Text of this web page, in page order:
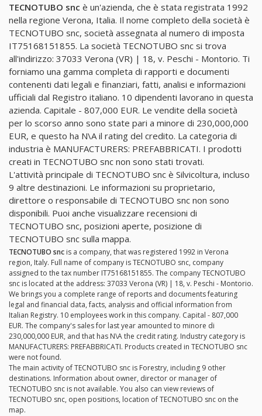
TECNOTUBO snc è un'azienda, che è stata registrata 1992
nella regione Verona, Italia. Il nome completo della società è
TECNOTUBO snc, società assegnata al numero di imposta
IT75168151855. La società TECNOTUBO snc si trova
all'indirizzo: 37033 Verona (VR) | 18, v. Peschi - Montorio. Ti
forniamo una gamma completa di rapporti e documenti
contenenti dati legali e finanziari, fatti, analisi e informazioni
ufficiali dal Registro italiano. 10 dipendenti lavorano in questa
azienda. Capitale - 807,000 EUR. Le vendite della società
per lo scorso anno sono state pari a minore di 230,000,000
EUR, e questo ha N\A il rating del credito. La categoria di
industria è MANUFACTURERS: PREFABBRICATI. I prodotti
creati in TECNOTUBO snc non sono stati trovati.
L'attività principale di TECNOTUBO snc è Silvicoltura, incluso
9 altre destinazioni. Le informazioni su proprietario,
direttore o responsabile di TECNOTUBO snc non sono
disponibili. Puoi anche visualizzare recensioni di
TECNOTUBO snc, posizioni aperte, posizione di
TECNOTUBO snc sulla mappa.
TECNOTUBO snc is a company, that was registered 1992 in Verona
region, Italy. Full name of company is TECNOTUBO snc, company
assigned to the tax number IT75168151855. The company TECNOTUBO
snc is located at the address: 37033 Verona (VR) | 18, v. Peschi - Montorio.
We brings you a complete range of reports and documents featuring
legal and financial data, facts, analysis and official information from
Italian Registry. 10 employees work in this company. Capital - 807,000
EUR. The company's sales for last year amounted to minore di
230,000,000 EUR, and that has N\A the credit rating. Industry category is
MANUFACTURERS: PREFABBRICATI. Products created in TECNOTUBO snc
were not found.
The main activity of TECNOTUBO snc is Forestry, including 9 other
destinations. Information about owner, director or manager of
TECNOTUBO snc is not available. You also can view reviews of
TECNOTUBO snc, open positions, location of TECNOTUBO snc on the
map.